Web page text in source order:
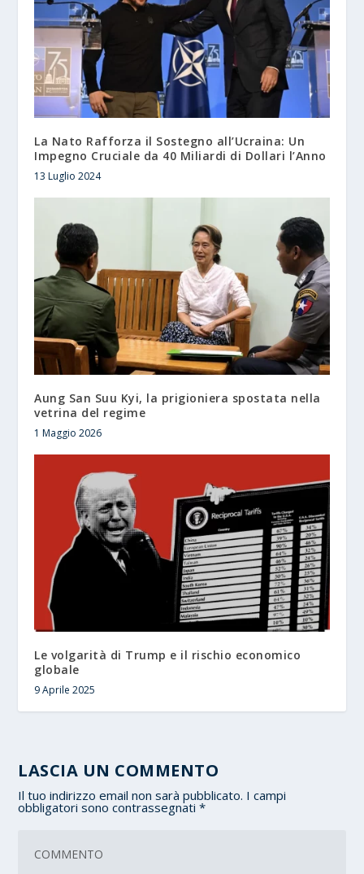
La Nato Rafforza il Sostegno all’Ucraina: Un
Impegno Cruciale da 40 Miliardi di Dollari l’Anno
13 Luglio 2024
Aung San Suu Kyi, la prigioniera spostata nella
vetrina del regime
1 Maggio 2026
Le volgarità di Trump e il rischio economico
globale
9 Aprile 2025
LASCIA UN COMMENTO
Il tuo indirizzo email non sarà pubblicato. I campi
obbligatori sono contrassegnati*